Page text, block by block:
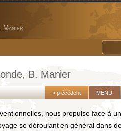
Manier
B. Manier
MENU
« précédent
nous propulse face à
se déroulant en général dans